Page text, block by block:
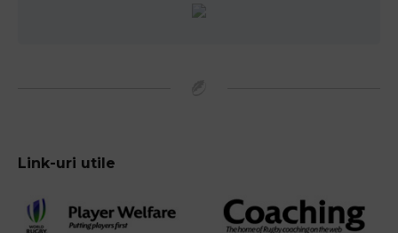
Link-uri utile